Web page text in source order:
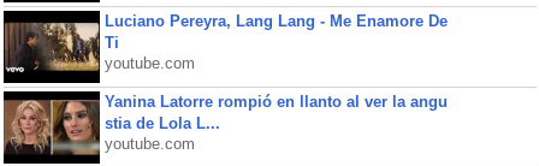
Luciano Pereyra, Lang Lang - Me Enamore De
Ti
youtube.com
Yanina Latorre rompió en llanto al ver la angu
stia de Lola L...
youtube.com